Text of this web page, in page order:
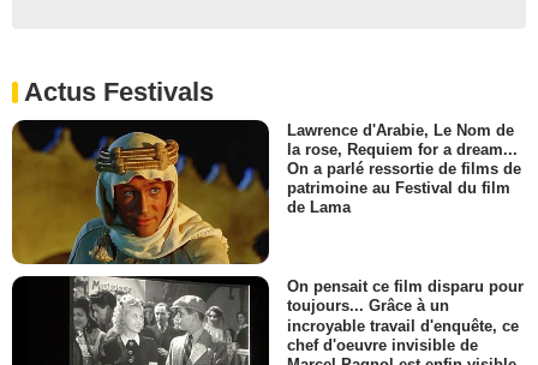
Actus Festivals
Lawrence d'Arabie, Le Nom de
la rose, Requiem for a dream...
On a parlé ressortie de films de
patrimoine au Festival du film
de Lama
On pensait ce film disparu pour
toujours... Grâce à un
incroyable travail d'enquête, ce
chef d'oeuvre invisible de